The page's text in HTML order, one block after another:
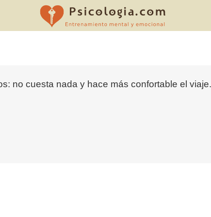
no cuesta nada y hace más confortable el